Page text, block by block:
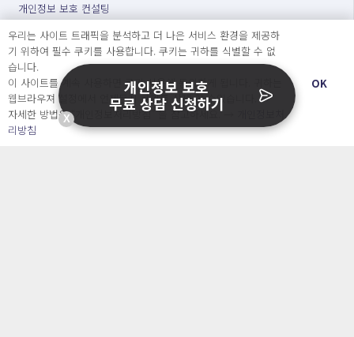
개인정보 보호 컨설팅
가격
정부지원사업
블로그&자료실
자주 묻는 질문
회사소개 & 채용
ENGLISH
日本語
우리는 사이트 트래픽을 분석하고 더 나은 서비스 환경을 제공하
기 위하여 필수 쿠키를 사용합니다. 쿠키는 귀하를 식별할 수 없
습니다.
이 사이트를 계속 사용하면 쿠키 사용에 동의하게 됩니다. 귀하는
웹브라우져 설정에서 언제든지 쿠키를 삭제 할 수있습니다.
자세한 방법은 “개인정보처리방침” 을 참고하세요. →
리방침
OK
X
개인정보 보호
무료 상담 신청하기